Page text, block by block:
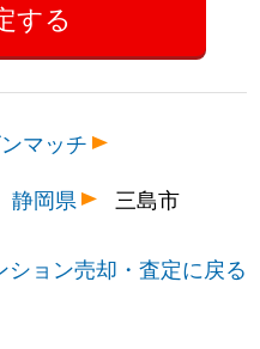
マッチ
静岡県 三島市
ション売却・査定に戻る